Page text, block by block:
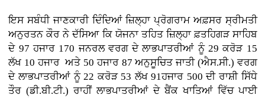
ਇਸ ਸਬੰਧੀ ਜਾਣਕਾਰੀ ਦਿੰਦਿਆਂ ਜ਼ਿਲ੍ਹਾ ਪ੍ਰੋਗਰਾਮ ਅਫ਼ਸਰ ਸ੍ਰੀਮਤੀ
ਅਨੁਰਤਨ ਕੌਰ ਨੇ ਦੱਸਿਆ ਕਿ ਯੋਜਨਾ ਤਹਿਤ ਜ਼ਿਲ੍ਹਾ ਫ਼ਤਹਿਗੜ ਸਾਹਿਬ
ਦੇ 97 ਹਜਾਰ 170 ਜਨਰਲ ਵਰਗ ਦੇ ਲਾਭਪਾਤਰੀਆਂ ਨੂੰ 29 ਕਰੋੜ 15
ਲੱਖ 10 ਹਜਾਰ ਅਤੇ 50 ਹਜਾਰ 87 ਅਨੁਸੂਚਿਤ ਜਾਤੀ (ਐਸ.ਸੀ.) ਵਰਗ
ਦੇ ਲਾਭਪਾਤਰੀਆਂ ਨੂੰ 22 ਕਰੋੜ 53 ਲੱਖ 91ਹਜਾਰ 500 ਦੀ ਰਾਸ਼ੀ ਸਿੱਧੇ
ਤੌਰ (ਡੀ.ਬੀ.ਟੀ.) ਰਾਹੀਂ ਲਾਭਪਾਤਰੀਆਂ ਦੇ ਬੈਂਕ ਖਾਤਿਆਂ ਵਿੱਚ ਪਾਈ